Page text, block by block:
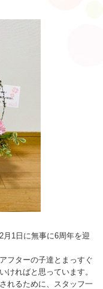
1日に無事に6周年を迎
フターの子達とまっすぐ
ければと思っています。
れるために、スタッフ一